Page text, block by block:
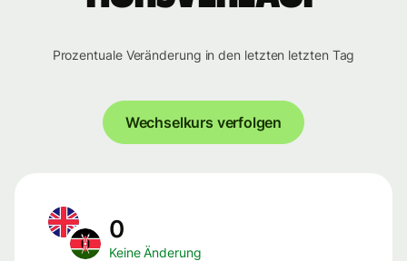
Prozentuale Veränderung in den letzten letzten Tag
Wechselkurs verfolgen
0
Keine Änderung